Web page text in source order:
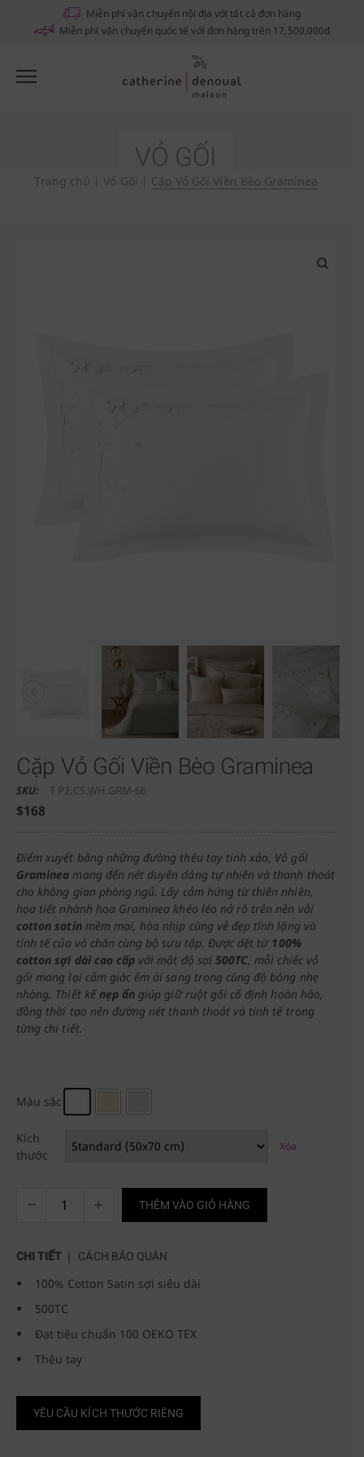
VỎ GỐI
Trang chủ Vỏ Gối Cặp Vỏ Gối Viền Bèo Graminea
Miễn phí vận chuyển nội địa với tất cả đơn hàng
Miễn phí vận chuyển quốc tế với đơn hàng trên 17,500,000đ
Cặp Vỏ Gối Viền Bèo Graminea
SKU: T P2.C5.WH.GRM-66
$168
Điểm xuyết bằng những đường thêu tay tinh xảo, Vỏ gối
Graminea mang đến nét duyên dáng tự nhiên và thanh thoát
cho không gian phòng ngủ. Lấy cảm hứng từ thiên nhiên,
họa tiết nhành hoa Graminea khéo léo nở rộ trên nền vải
cotton satinmềm mại, hòa nhịp cùng vẻ đẹp tĩnh lặng và
tinh tế của vỏ chăn cùng bộ sưu tập. Được dệt từ 100%
cotton sợi dài cao cấp với mật độ sợi 500TC, mỗi chiếc vỏ
gối mang lại cảm giác êm ái sang trọng cùng độ bóng nhẹ
nhàng. Thiết kế nẹp ẩn giúp giữ ruột gối cố định hoàn hảo,
đồng thời tạo nên đường nét thanh thoát và tinh tế trong
từng chi tiết.
Màu sắc
Kích
thước
Xóa
THÊM VÀO GIỎ HÀNG
CHI TIẾT CÁCH BẢO QUẢN
100% Cotton Satin sợi siêu dài
500TC
Đạt tiêu chuẩn 100 OEKO TEX
Thêu tay
YÊU CẦU KÍCH THƯỚC RIÊNG
Notifications